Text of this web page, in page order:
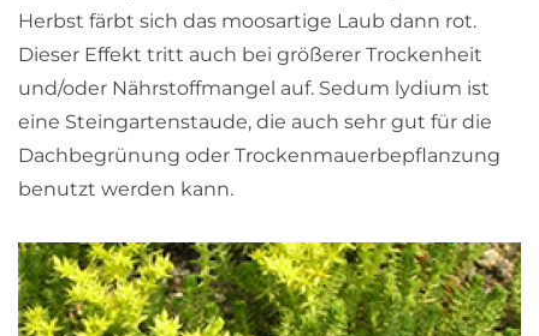
Herbst färbt sich das moosartige Laub dann rot.
Dieser Effekt tritt auch bei größerer Trockenheit
und/oder Nährstoffmangel auf. Sedum lydium ist
eine Steingartenstaude, die auch sehr gut für die
Dachbegrünung oder Trockenmauerbepflanzung
benutzt werden kann.